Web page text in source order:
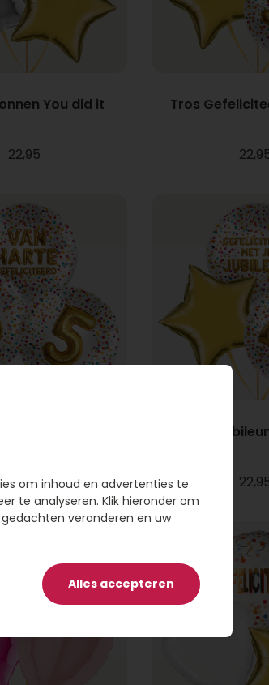
You did it
22,95
Tros
22,95
Tros
om inhoud en advertenties te
te analyseren. Klik hieronder om
veranderen en uw
Alles accepteren